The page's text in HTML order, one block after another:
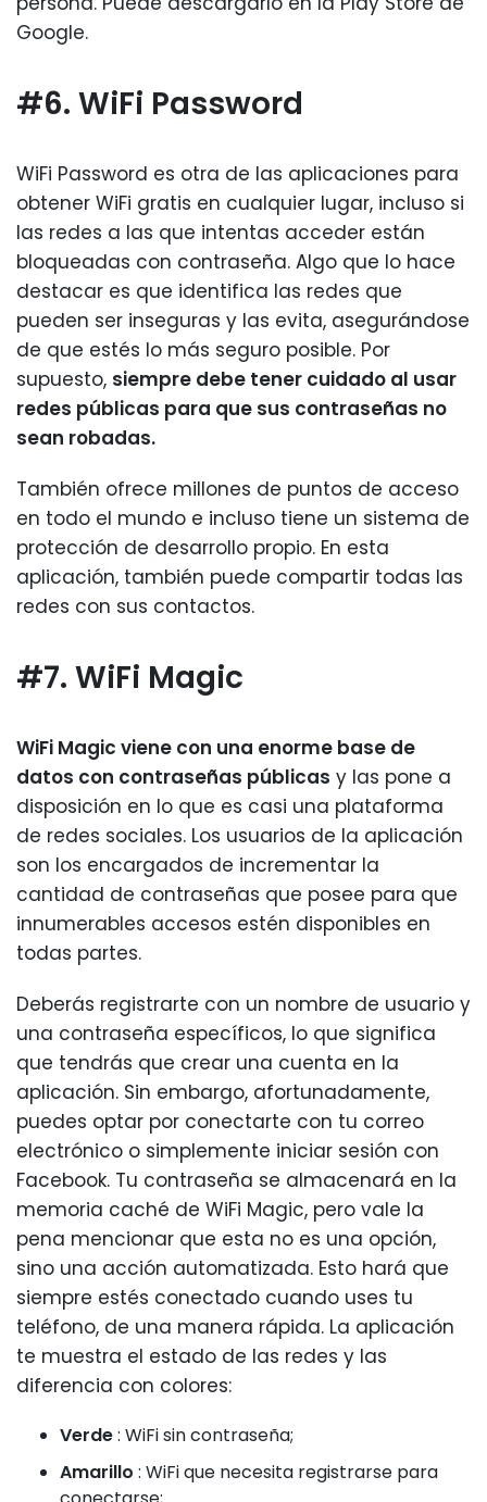
Google.
#6. WiFi Password
WiFi Password es otra de las aplicaciones para
obtener WiFi gratis en cualquier lugar, incluso si
las redes a las que intentas acceder están
bloqueadas con contraseña. Algo que lo hace
destacar es que identifica las redes que
pueden ser inseguras y las evita, asegurándose
de que estés lo más seguro posible. Por
supuesto, siempre debe tener cuidado al usar
redes públicas para que sus contraseñas no
sean robadas.
También ofrece millones de puntos de acceso
en todo el mundo e incluso tiene un sistema de
protección de desarrollo propio. En esta
aplicación, también puede compartir todas las
redes con sus contactos.
#7. WiFi Magic
WiFi Magic viene con una enorme base de
datos con contraseñas públicas y las pone a
disposición en lo que es casi una plataforma
de redes sociales. Los usuarios de la aplicación
son los encargados de incrementar la
cantidad de contraseñas que posee para que
innumerables accesos estén disponibles en
todas partes.
Deberás registrarte con un nombre de usuario y
una contraseña específicos, lo que significa
que tendrás que crear una cuenta en la
aplicación. Sin embargo, afortunadamente,
puedes optar por conectarte con tu correo
electrónico o simplemente iniciar sesión con
Facebook. Tu contraseña se almacenará en la
memoria caché de WiFi Magic, pero vale la
pena mencionar que esta no es una opción,
sino una acción automatizada. Esto hará que
siempre estés conectado cuando uses tu
teléfono, de una manera rápida. La aplicación
te muestra el estado de las redes y las
diferencia con colores:
Verde: WiFi sin contraseña;
Amarillo : WiFi que necesita registrarse para